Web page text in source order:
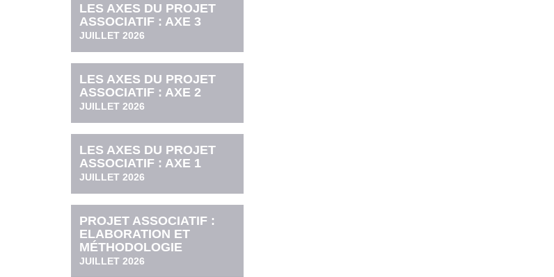
LES AXES DU PROJET
ASSOCIATIF : AXE 3
JUILLET 2026
LES AXES DU PROJET
ASSOCIATIF : AXE 2
JUILLET 2026
LES AXES DU PROJET
ASSOCIATIF : AXE 1
JUILLET 2026
PROJET ASSOCIATIF :
ELABORATION ET
MÉTHODOLOGIE
JUILLET 2026